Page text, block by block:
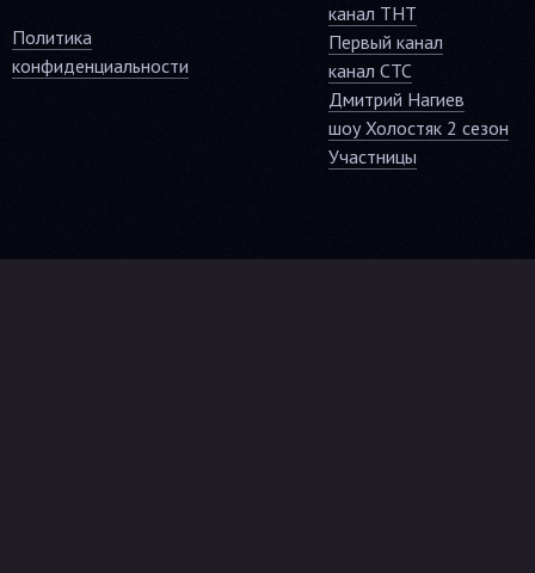
Политика
конфиденциальности
канал ТНТ
Первый канал
канал СТС
Дмитрий Нагиев
шоу Холостяк 2 сезон
Участницы